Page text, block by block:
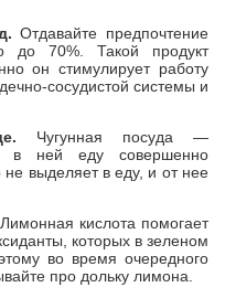
Отдавайте предпочтение
до 70%. Такой продукт
он стимулирует работу
сосудистой системы и
Чугунная посуда —
в ней еду совершенно
не выделяет в еду, и от нее
Лимонная кислота помогает
которых в зеленом
во время очередного
про дольку лимона.